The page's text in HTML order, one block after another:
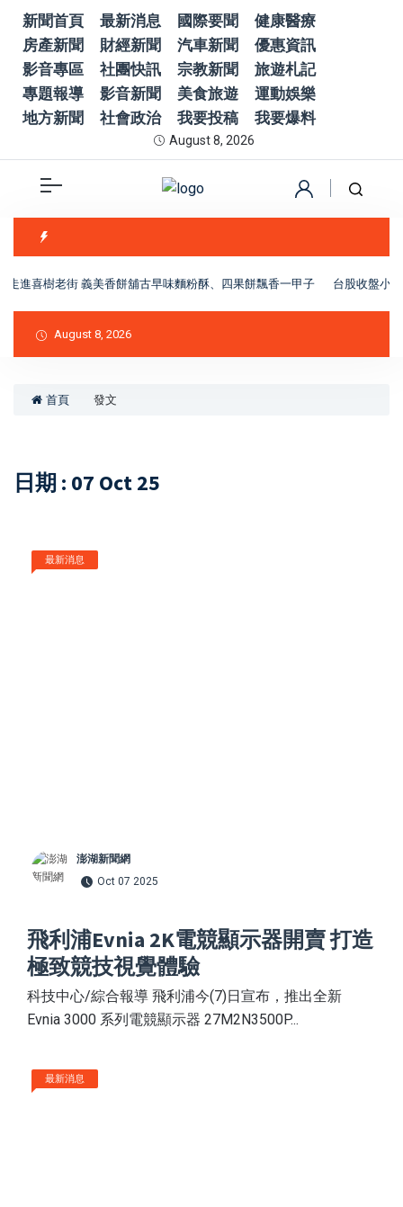
新聞首頁 最新消息 國際要聞
健康醫療
房產新聞
財經新聞 汽車新聞
優惠資訊
影音專區
社團快訊 宗教新聞
旅遊札記
專題報導
影音新聞 美食旅遊
運動娛樂
地方新聞
社會政治 我要投稿 我要爆料
August 8, 2026
進喜樹老街 義美香餅舖古早味麵粉酥、四果餅飄香一甲子 台股收盤小
August 8, 2026
首頁 發文
日期 : 07 Oct 25
最新消息
澎湖新聞網
Oct 07 2025
飛利浦Evnia 2K電競顯示器開賣 打造
極致競技視覺體驗
科技中心/綜合報導 飛利浦今(7)日宣布，推出全新
Evnia 3000 系列電競顯示器 27M2N3500P...
最新消息